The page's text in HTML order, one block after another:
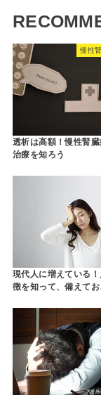
慢性
透析は高額！慢性腎
治療を知ろう
現代人に増えている
徴を知って、備えてお